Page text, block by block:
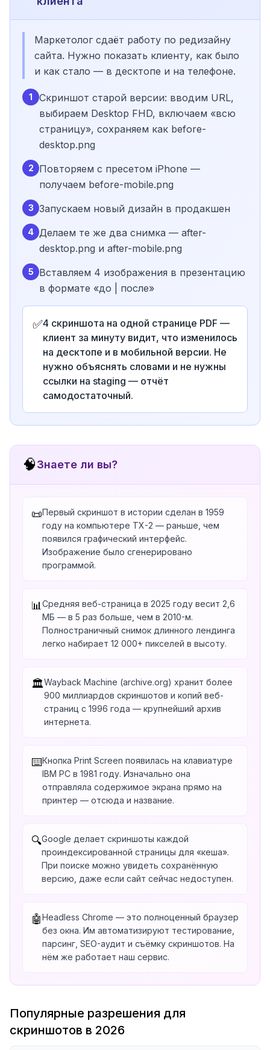
Маркетолог сдаёт работу по редизайну
сайта. Нужно показать клиенту, как было
и как стало — в десктопе и на телефоне.
1
Скриншот старой версии: вводим URL,
выбираем Desktop FHD, включаем «всю
страницу», сохраняем как before-
desktop.png
2
Повторяем с пресетом iPhone —
получаем before-mobile.png
3 Запускаем новый дизайн в продакшен
4 Делаем те же два снимка — after-
desktop.png и after-mobile.png
5
Вставляем 4 изображения в презентацию
в формате «до | после»
✅4 скриншота на одной странице PDF —
клиент за минуту видит, что изменилось
на десктопе и в мобильной версии. Не
нужно объяснять словами и не нужны
ссылки на staging — отчёт
самодостаточный.
🧠Знаете ли вы?
📜Первый скриншот в истории сделан в 1959
году на компьютере TX-2 — раньше, чем
появился графический интерфейс.
Изображение было сгенерировано
программой.
📊 Средняя веб-страница в 2025 году весит 2,6
МБ — в 5 раз больше, чем в 2010-м.
Полностраничный снимок длинного лендинга
легко набирает 12 000+ пикселей в высоту.
🏛️Wayback Machine (archive.org) хранит более
900 миллиардов скриншотов и копий веб-
страниц с 1996 года — крупнейший архив
интернета.
⌨️Кнопка Print Screen появилась на клавиатуре
IBM PC в 1981 году. Изначально она
отправляла содержимое экрана прямо на
принтер — отсюда и название.
🔍Google делает скриншоты каждой
проиндексированной страницы для «кеша».
При поиске можно увидеть сохранённую
версию, даже если сайт сейчас недоступен.
🤖Headless Chrome — это полноценный браузер
без окна. Им автоматизируют тестирование,
парсинг, SEO-аудит и съёмку скриншотов. На
нём же работает наш сервис.
Популярные разрешения для
скриншотов в 2026